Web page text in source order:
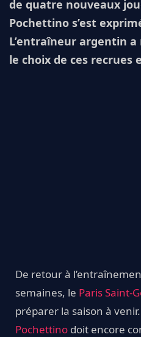
de quatre nouveaux
Pochettino s’est
L’entraîneur argentin
le choix de ces recrues
De retour à
semaines, le Paris Saint-
préparer la saison à venir.
Pochettino doit encore